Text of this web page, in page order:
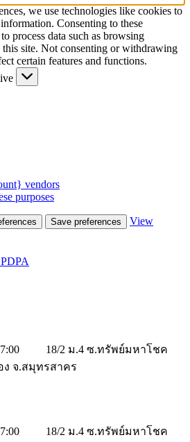
we use technologies like cookies to
Consenting to these
process data such as browsing
site. Not consenting or withdrawing
certain features and functions.
vendors
purposes
Save preferences
View
18/2 ม.4 ซ.ทรัพย์มหาโชค
ง จ.สมุทรสาคร
18/2 ม.4 ซ.ทรัพย์มหาโชค